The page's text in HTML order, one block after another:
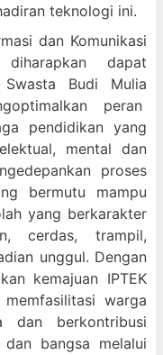
teknologi ini.
dan Komunikasi
dapat
Swasta Budi Mulia
peran
pendidikan yang
mental dan
proses
bermutu mampu
yang berkarakter
cerdas, trampil,
unggul. Dengan
kemajuan IPTEK
warga
dan berkontribusi
bangsa melalui